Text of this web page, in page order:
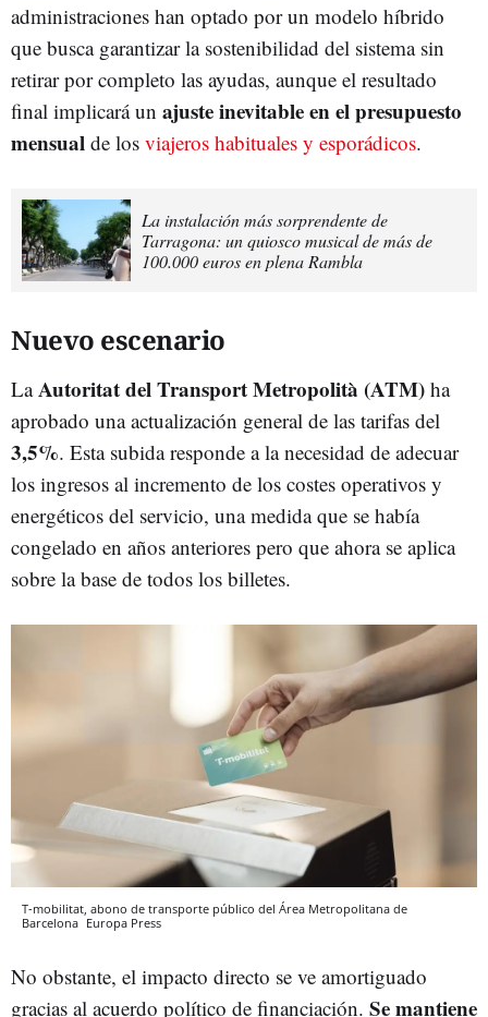
administraciones han optado por un modelo híbrido
que busca garantizar la sostenibilidad del sistema sin
retirar por completo las ayudas, aunque el resultado
final implicará un ajuste inevitable en el presupuesto
mensual de los viajeros habituales y esporádicos.
La instalación más sorprendente de
Tarragona: un quiosco musical de más de
100.000 euros en plena Rambla
Nuevo escenario
LaAutoritat del Transport Metropolità (ATM) ha
aprobado una actualización general de las tarifas del
3,5%. Esta subida responde a la necesidad de adecuar
los ingresos al incremento de los costes operativos y
energéticos del servicio, una medida que se había
congelado en años anteriores pero que ahora se aplica
sobre la base de todos los billetes.
T-mobilitat, abono de transporte público del Área Metropolitana de
Barcelona Europa Press
No obstante, el impacto directo se ve amortiguado
gracias al acuerdo político de financiación. Se mantiene